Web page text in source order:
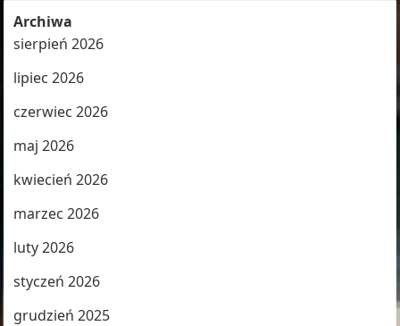
Archiwa
sierpień 2026
lipiec 2026
czerwiec 2026
maj 2026
kwiecień 2026
marzec 2026
luty 2026
styczeń 2026
grudzień 2025